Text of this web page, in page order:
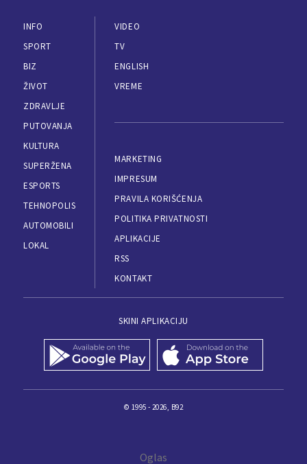
INFO
SPORT
BIZ
ŽIVOT
ZDRAVLJE
PUTOVANJA
KULTURA
SUPERŽENA
ESPORTS
TEHNOPOLIS
AUTOMOBILI
LOKAL
VIDEO
TV
ENGLISH
VREME
MARKETING
IMPRESUM
PRAVILA KORIŠĆENJA
POLITIKA PRIVATNOSTI
APLIKACIJE
RSS
KONTAKT
SKINI APLIKACIJU
© 1995 - 2026, B92